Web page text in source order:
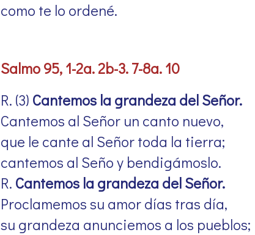
como te lo ordené.
Salmo 95, 1-2a. 2b-3. 7-8a. 10
R. (3) Cantemos la grandeza del Señor.
Cantemos al Señor un canto nuevo,
que le cante al Señor toda la tierra;
cantemos al Seño y bendigámoslo.
R. Cantemos la grandeza del Señor.
Proclamemos su amor días tras día,
su grandeza anunciemos a los pueblos;